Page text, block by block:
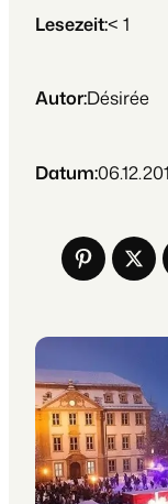
Lesezeit:< 1
Autor:Désirée
Datum: